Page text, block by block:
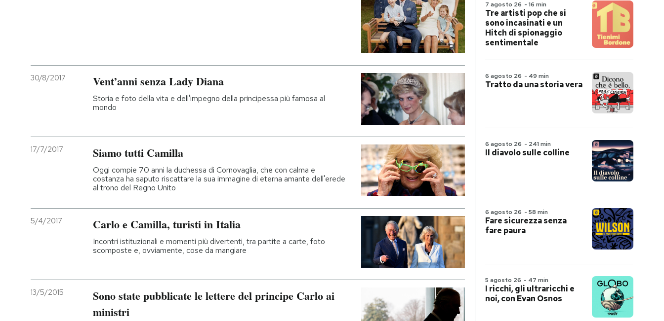
30/8/2017 Vent’anni senza Lady Diana
Storia e foto della vita e dell'impegno della principessa più famosa al
mondo
17/7/2017 Siamo tutti Camilla
Oggi compie 70 anni la duchessa di Cornovaglia, che con calma e
costanza ha saputo riscattare la sua immagine di eterna amante dell'erede
al trono del Regno Unito
5/4/2017 Carlo e Camilla, turisti in Italia
Incontri istituzionali e momenti più divertenti, tra partite a carte, foto
scomposte e, ovviamente, cose da mangiare
13/5/2015
Sono state pubblicate le lettere del principe Carlo ai
ministri
7 agosto 26 - 16 min
Tre artisti pop che si
sono incasinati e un
Hitch di spionaggio
sentimentale
6 agosto 26 - 49 min
Tratto da una storia vera
6 agosto 26 - 241 min
Il diavolo sulle colline
6 agosto 26 - 58 min
Fare sicurezza senza
fare paura
5 agosto 26 - 47 min
I ricchi, gli ultraricchi e
noi, con Evan Osnos